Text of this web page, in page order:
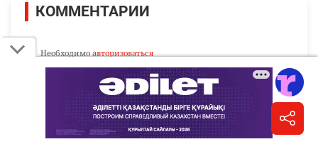
КОММЕНТАРИИ
Необходимоавторизоваться
Комментарии проходят модерацию.